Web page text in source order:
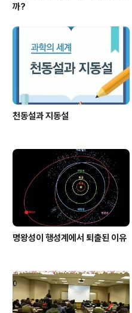
까?
천동설과 지동설
명왕성이 행성계에서 퇴출된 이유